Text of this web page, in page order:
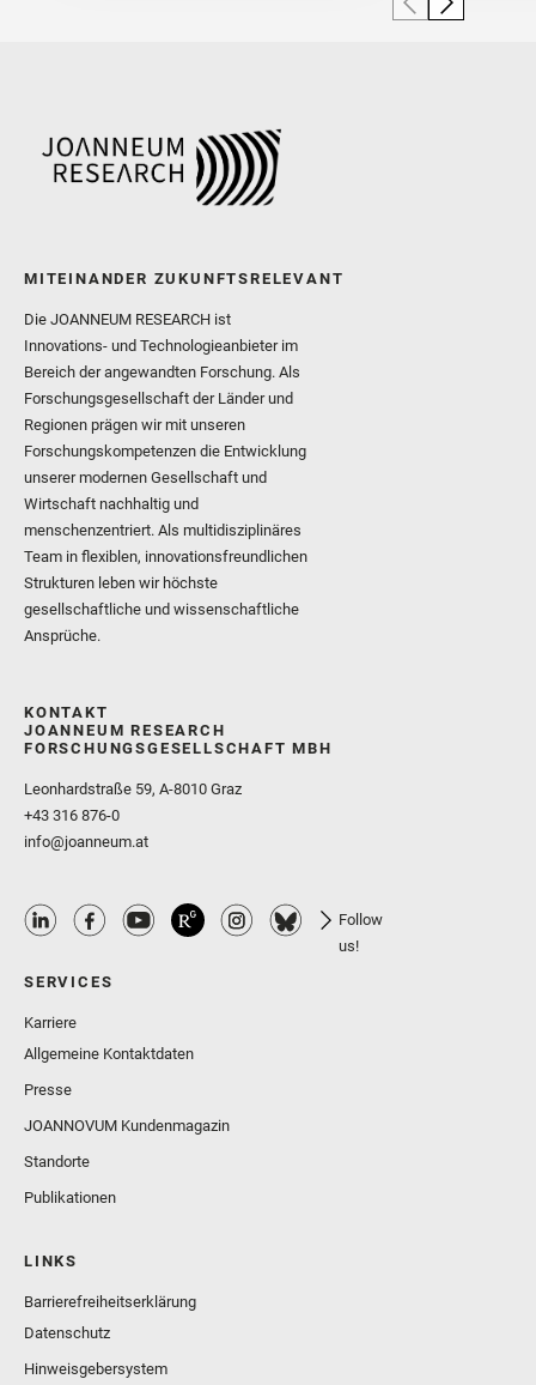
MITEINANDER ZUKUNFTSRELEVANT
Die JOANNEUM RESEARCH ist
Innovations- und Technologieanbieter im
Bereich der angewandten Forschung. Als
Forschungsgesellschaft der Länder und
Regionen prägen wir mit unseren
Forschungskompetenzen die Entwicklung
unserer modernen Gesellschaft und
Wirtschaft nachhaltig und
menschenzentriert. Als multidisziplinäres
Team in flexiblen, innovationsfreundlichen
Strukturen leben wir höchste
gesellschaftliche und wissenschaftliche
Ansprüche.
KONTAKT
JOANNEUM RESEARCH
FORSCHUNGSGESELLSCHAFT MBH
Leonhardstraße 59, A-8010 Graz
+43 316 876-0
info@joanneum.at
Follow
us!
SERVICES
Karriere
Allgemeine Kontaktdaten
Presse
JOANNOVUM Kundenmagazin
Standorte
Publikationen
LINKS
Barrierefreiheitserklärung
Datenschutz
Hinweisgebersystem